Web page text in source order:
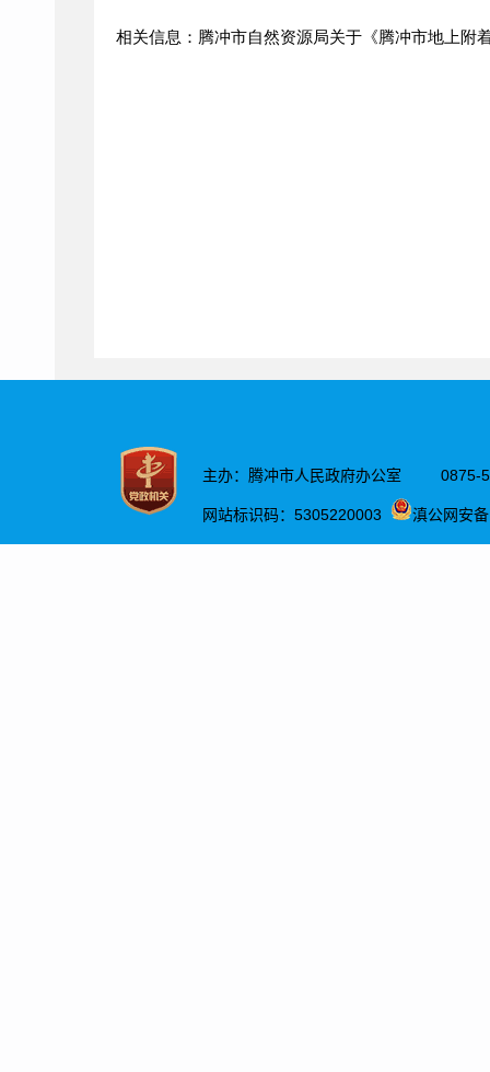
相关信息：腾冲市自然资源局关于《腾冲市地上附